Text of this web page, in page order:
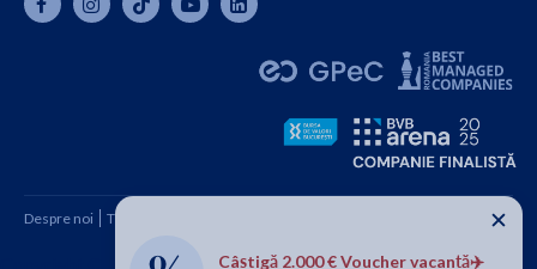
Câștigă 2.000 € Voucher vacanță✈️
✕
Despre noi Termeni și condiții
Copyright © 2026 SC Libris SRL, CUI: RO1094992, Reg. Com.